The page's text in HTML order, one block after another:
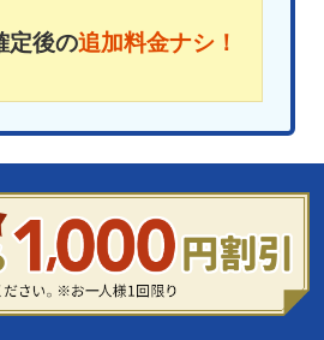
定後の追加料金ナシ！